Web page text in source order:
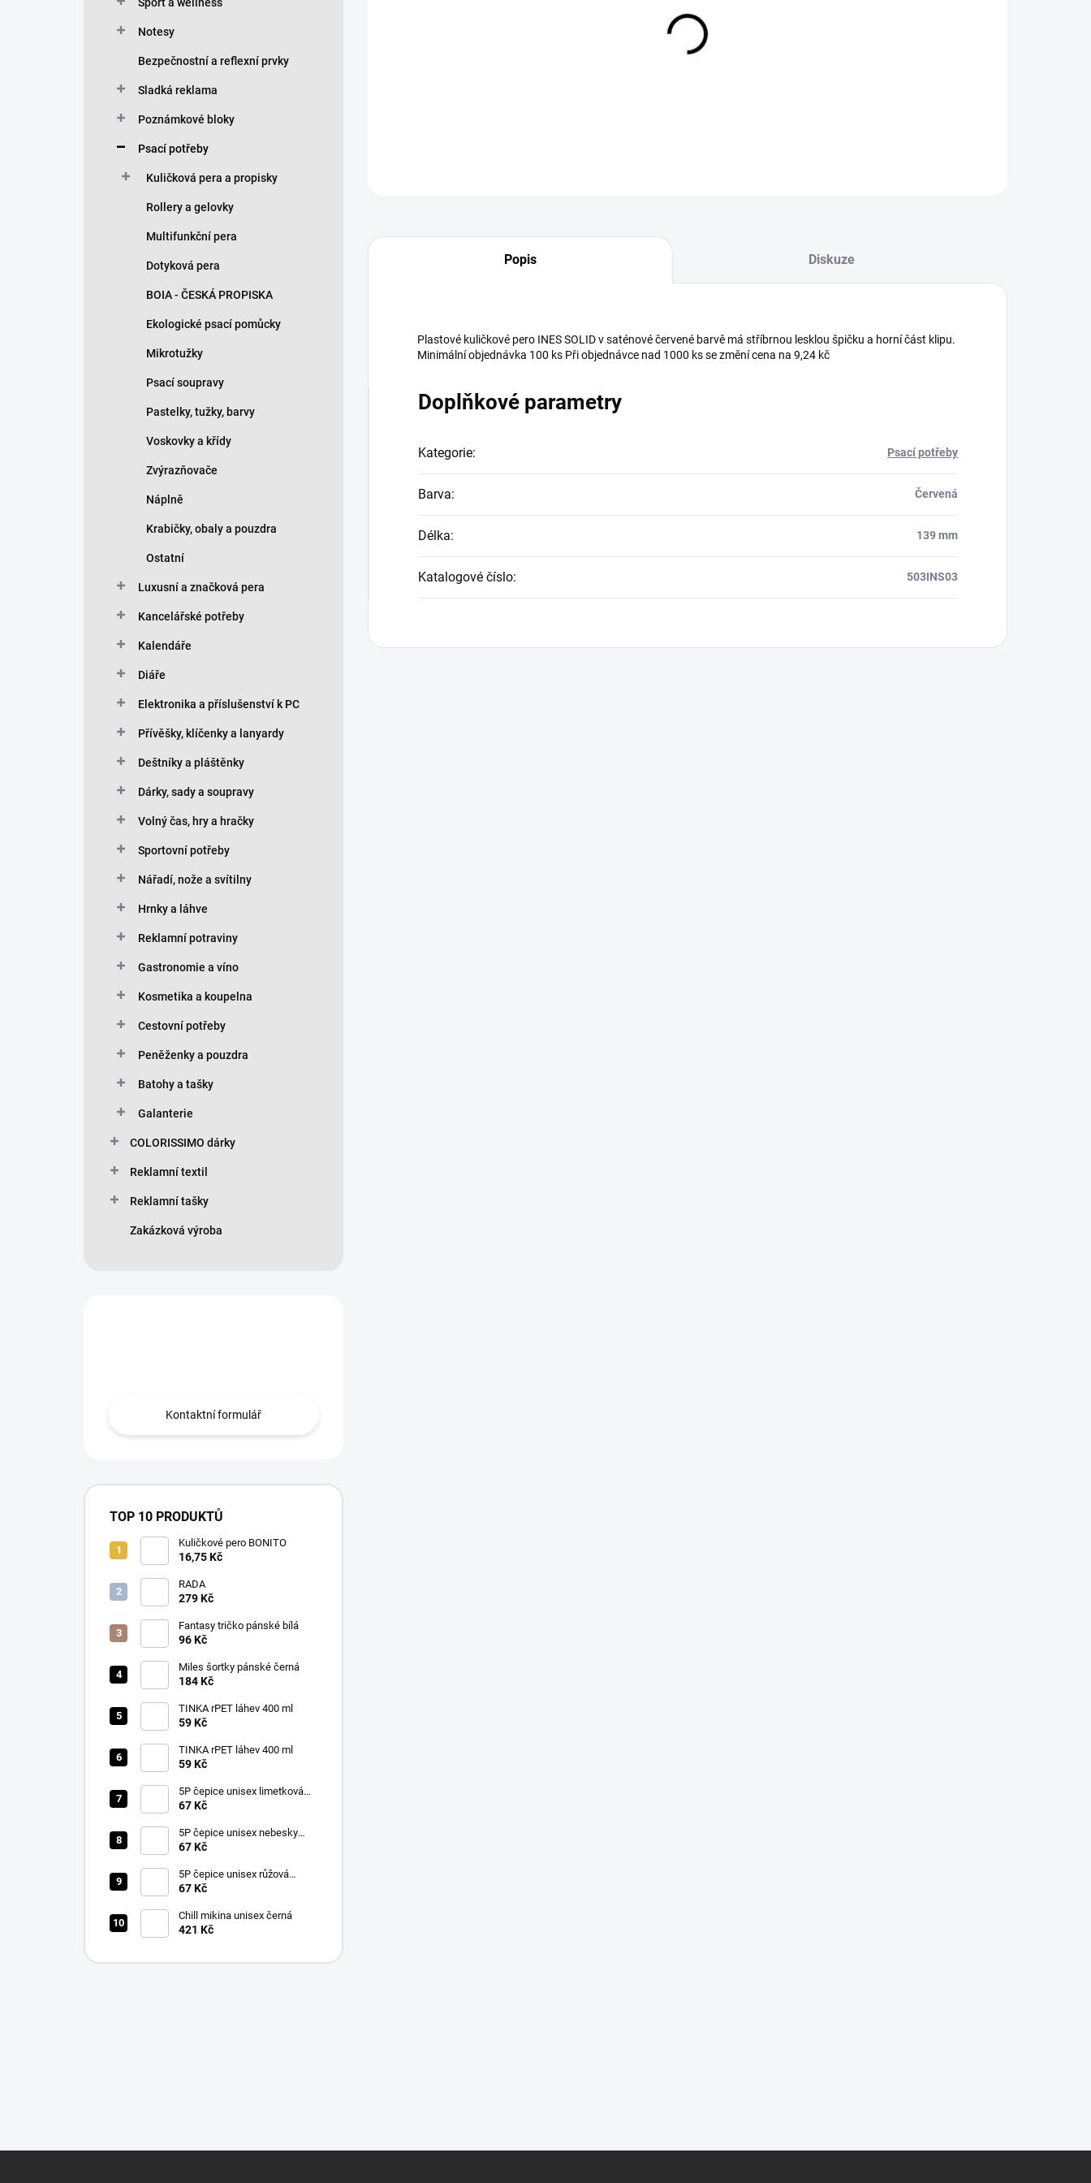
Notesy
Bezpečnostní a reflexní prvky
Sladká reklama
Poznámkové bloky
Psací potřeby
Kuličková pera a propisky
Rollery a gelovky
Multifunkční pera
Dotyková pera
BOIA - ČESKÁ PROPISKA
Ekologické psací pomůcky
Mikrotužky
Psací soupravy
Pastelky, tužky, barvy
Voskovky a křídy
Zvýrazňovače
Náplně
Krabičky, obaly a pouzdra
Ostatní
Luxusní a značková pera
Kancelářské potřeby
Kalendáře
Diáře
Elektronika a příslušenství k PC
Přívěšky, klíčenky a lanyardy
Deštníky a pláštěnky
Dárky, sady a soupravy
Volný čas, hry a hračky
Sportovní potřeby
Nářadí, nože a svítilny
Hrnky a láhve
Reklamní potraviny
Gastronomie a víno
Kosmetika a koupelna
Cestovní potřeby
Peněženky a pouzdra
Batohy a tašky
Galanterie
COLORISSIMO dárky
Reklamní textil
Reklamní tašky
Zakázková výroba
Kontaktní formulář
TOP 10 PRODUKTŮ
Kuličkové pero BONITO
16,75 Kč
RADA
279 Kč
Fantasy tričko pánské bílá
96 Kč
Miles šortky pánské černá
184 Kč
TINKA rPET láhev 400 ml
59 Kč
TINKA rPET láhev 400 ml
59 Kč
5P čepice unisex limetková
nastavitelná
67 Kč
5P čepice unisex nebesky
modrá nastavitelná
67 Kč
5P čepice unisex růžová
nastavitelná
67 Kč
Chill mikina unisex černá
421 Kč
Popis Diskuze
Plastové kuličkové pero INES SOLID v saténové červené barvě má stříbrnou lesklou špičku a horní část klipu.
Minimální objednávka 100 ks Při objednávce nad 1000 ks se změní cena na 9,24 kč
Doplňkové parametry
Kategorie: Psací potřeby
Barva: Červená
Délka: 139 mm
Katalogové číslo: 503INS03